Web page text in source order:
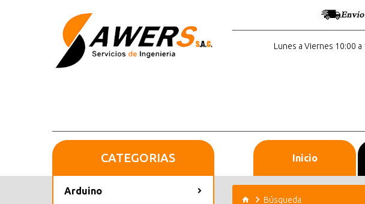
Lunes a Viernes 10:00 a
Inicio
CATEGORIAS
Arduino
Búsqueda